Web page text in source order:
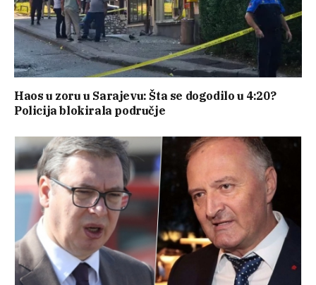
Haos u zoru u Sarajevu: Šta se dogodilo u 4:20?
Policija blokirala područje